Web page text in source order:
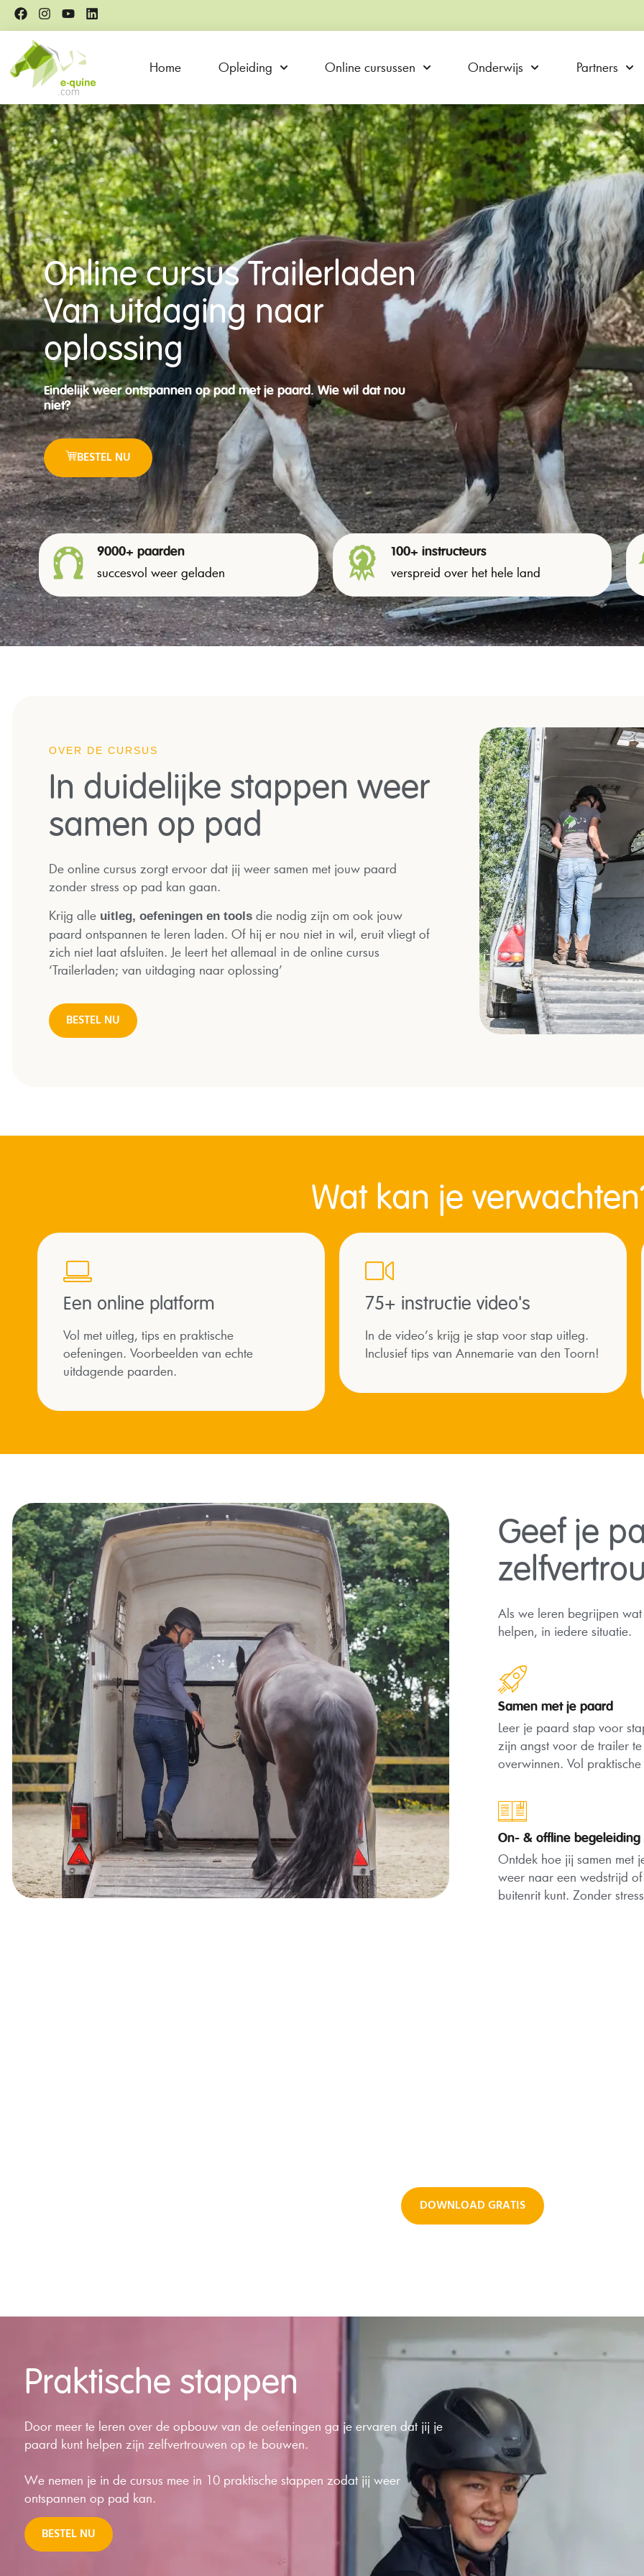
Home Opleiding Online cursussen Onderwijs Partners
Online cursus Trailerladen
Van uitdaging naar
oplossing
Eindelijk weer ontspannen op pad met je paard. Wie wil dat nou
niet?
BESTEL NU
9000+ paarden
succesvol weer geladen
100+ instructeurs
verspreid over het hele land
OVER DE CURSUS
In duidelijke stappen weer
samen op pad
De online cursus zorgt ervoor dat jij weer samen met jouw paard
zonder stress op pad kan gaan.
Krijg alle uitleg, oefeningen en tools die nodig zijn om ook jouw
paard ontspannen te leren laden. Of hij er nou niet in wil, eruit vliegt of
zich niet laat afsluiten. Je leert het allemaal in de online cursus
‘Trailerladen; van uitdaging naar oplossing’
BESTEL NU
Wat kan je
Een online platform
Vol met uitleg, tips en praktische
oefeningen. Voorbeelden van echte
uitdagende paarden.
75+ instructie video's
In de video’s krijg je stap voor stap uitleg.
Inclusief tips van Annemarie van den Toorn!
Geef je
Als we leren begrijpen
helpen, in iedere situatie.
Samen met je paard
Leer je paard stap voor
zijn angst voor de trailer te
overwinnen. Vol
On- & offline begeleiding
Ontdek hoe jij samen met
weer naar een wedstrijd of
buitenrit kunt. Zonder
DOWNLOAD GRATIS
Praktische stappen
Door meer te leren over de opbouw van de oefeningen ga je ervaren dat jij je
paard kunt helpen zijn zelfvertrouwen op te bouwen.
We nemen je in de cursus mee in 10 praktische stappen zodat jij weer
ontspannen op pad kan.
BESTEL NU